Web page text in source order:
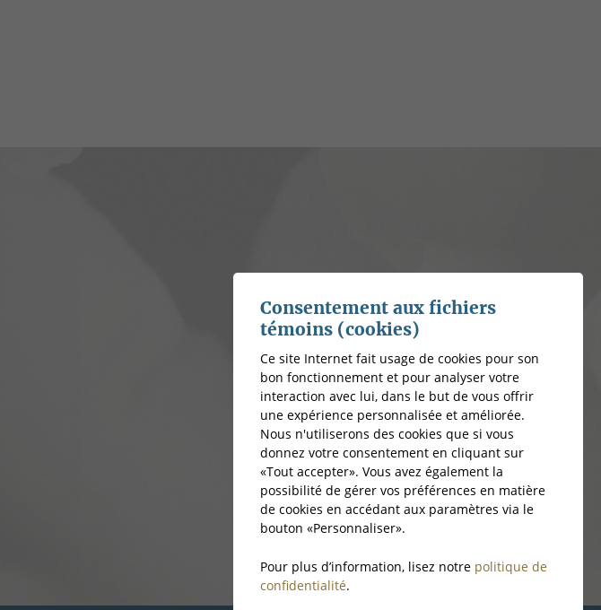
Consentement aux fichiers
témoins (cookies)
Ce site Internet fait usage de cookies pour son
bon fonctionnement et pour analyser votre
interaction avec lui, dans le but de vous offrir
une expérience personnalisée et améliorée.
Nous n'utiliserons des cookies que si vous
donnez votre consentement en cliquant sur
«Tout accepter». Vous avez également la
possibilité de gérer vos préférences en matière
de cookies en accédant aux paramètres via le
bouton «Personnaliser».
Pour plus d’information, lisez notre politique de
confidentialité.